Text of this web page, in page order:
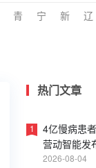
青 宁 新 辽
热门文章
4亿慢病患
营动智能发
皮书
2026-08-04
1